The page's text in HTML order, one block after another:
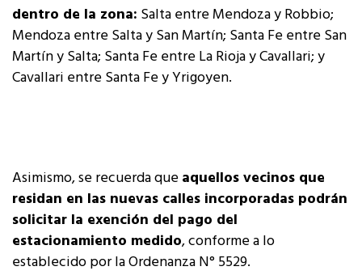
dentro de la zona: Salta entre Mendoza y Robbio;
Mendoza entre Salta y San Martín; Santa Fe entre San
Martín y Salta; Santa Fe entre La Rioja y Cavallari; y
Cavallari entre Santa Fe y Yrigoyen.
Asimismo, se recuerda queaquellos vecinos que
residan en las nuevas calles incorporadas podrán
solicitar la exención del pago del
estacionamiento medido, conforme a lo
establecido por la Ordenanza N° 5529.